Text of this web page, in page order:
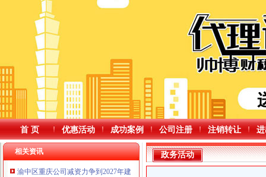
首 页 优惠活动 成功案例 公司注册 注销转让
相关资讯
渝中区重庆公司减资力争到2027年建成西部智能经济产业集聚区
政务活动